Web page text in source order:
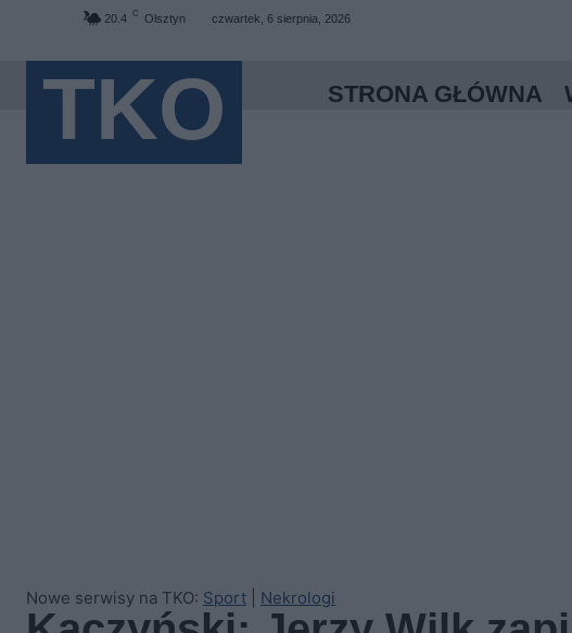
20.4 C Olsztyn czwartek, 6 sierpnia, 2026
TKO STRONA GŁÓWNA
Nowe serwisy na TKO: Sport Nekrologi